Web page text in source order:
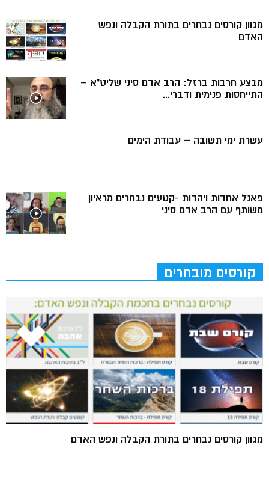
מגוון קורסים נבחרים בתורת הקבלה ונפש
האדם
מבצע חרבות ברזל: הרב אדם סיני שליט”א –
התייחסות פנימית ודברי...
עשרת ימי תשובה – עבודת הימים
פאנל אחדות ויהדות -קטעים נבחרים מראיון
משותף עם הרב אדם סיני
קורסים מובחרים
מגוון קורסים נבחרים בתורת הקבלה ונפש האדם